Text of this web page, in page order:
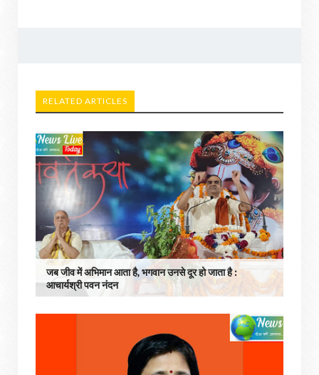
RELATED ARTICLES
जब जीव में अभिमान आता है, भगवान उनसे दूर हो जाता है :
आचार्यश्री पवन नंदन